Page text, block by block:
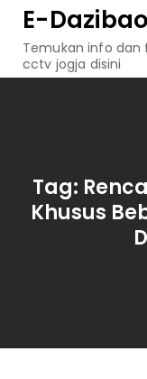
content
E-
Temukan info
cctv jogja disini
Tag:
Khusus